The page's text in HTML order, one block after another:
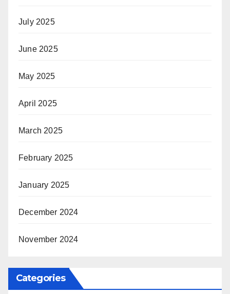
July 2025
June 2025
May 2025
April 2025
March 2025
February 2025
January 2025
December 2024
November 2024
Categories